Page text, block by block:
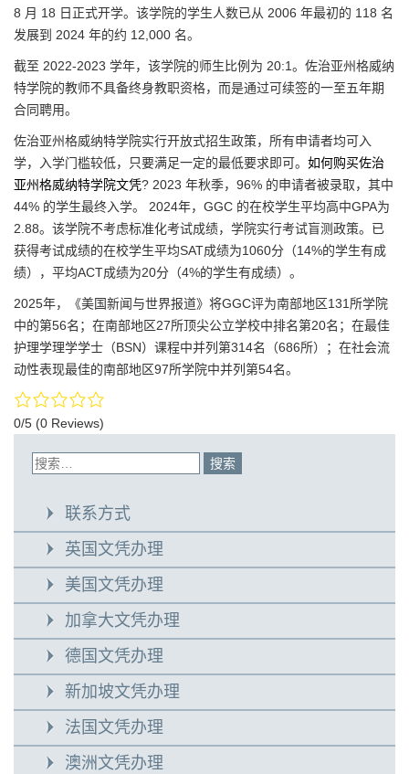
8 月 18 日正式开学。该学院的学生人数已从 2006 年最初的 118 名
发展到 2024 年的约 12,000 名。
截至 2022-2023 学年，该学院的师生比例为 20:1。佐治亚州格威纳
特学院的教师不具备终身教职资格，而是通过可续签的一至五年期
合同聘用。
佐治亚州格威纳特学院实行开放式招生政策，所有申请者均可入
学，入学门槛较低，只要满足一定的最低要求即可。 如何购买佐治
亚州格威纳特学院文凭? 2023 年秋季，96% 的申请者被录取，其中
44% 的学生最终入学。 2024年，GGC 的在校学生平均高中GPA为
2.88。该学院不考虑标准化考试成绩，学院实行考试盲测政策。已
获得考试成绩的在校学生平均SAT成绩为1060分（14%的学生有成
绩），平均ACT成绩为20分（4%的学生有成绩）。
2025年，《美国新闻与世界报道》将GGC评为南部地区131所学院
中的第56名；在南部地区27所顶尖公立学校中排名第20名；在最佳
护理学理学学士（BSN）课程中并列第314名（686所）；在社会流
动性表现最佳的南部地区97所学院中并列第54名。
0/5 (0 Reviews)
联系方式
英国文凭办理
美国文凭办理
加拿大文凭办理
德国文凭办理
新加坡文凭办理
法国文凭办理
澳洲文凭办理